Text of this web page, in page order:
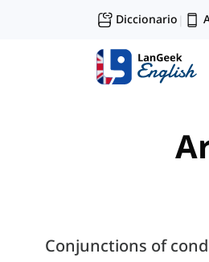
Diccionario |
Conjunctions of